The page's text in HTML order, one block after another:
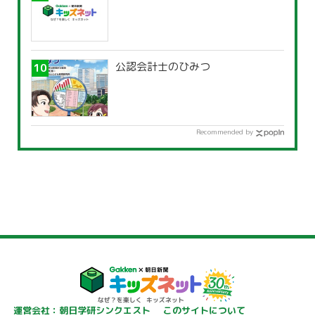
公認会計士のひみつ
Recommended by
運営会社：朝日学研シンクエスト このサイトについて